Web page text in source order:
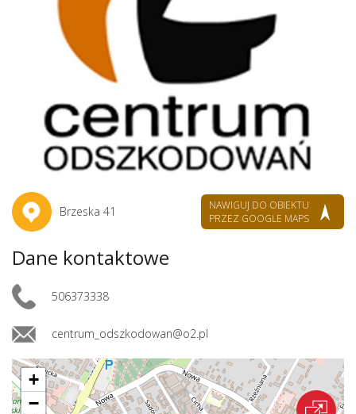
Brzeska 41
NAWIGUJ DO OBIEKTU
PRZEZ GOOGLE MAPS
Dane kontaktowe
506373338
centrum_odszkodowan@o2.pl
+
−